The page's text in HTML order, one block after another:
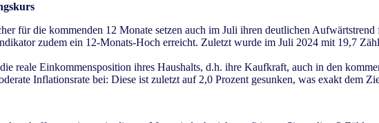
für die kommenden 12 Monate setzen auch im Juli ihren deutlichen
zudem ein 12-Monats-Hoch erreicht. Zuletzt wurde im Juli 2024 mit 19,7
reale Einkommensposition ihres Haushalts, d.h. ihre Kaufkraft, auch in den
Inflationsrate bei: Diese ist zuletzt auf 2,0 Prozent gesunken, was exakt dem